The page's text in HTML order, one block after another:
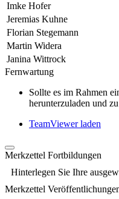
Imke Hofer
Jeremias Kuhne
Florian Stegemann
Martin Widera
Janina Wittrock
Fernwartung
Sollte es im Rahmen
herunterzuladen und
TeamViewer laden
Merkzettel Fortbildungen
Hinterlegen Sie Ihre
Merkzettel